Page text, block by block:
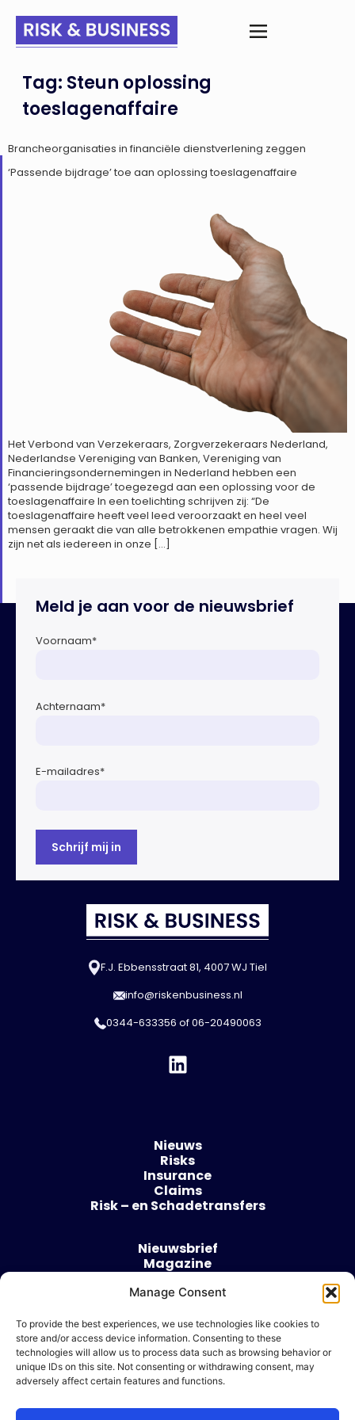
Manage Consent
To provide the best experiences, we use technologies like cookies to
store and/or access device information. Consenting to these
technologies will allow us to process data such as browsing behavior or
unique IDs on this site. Not consenting or withdrawing consent, may
adversely affect certain features and functions.
Tag: Steun oplossing
toeslagenaffaire
Brancheorganisaties in financiële dienstverlening zeggen
‘Passende bijdrage’ toe aan oplossing toeslagenaffaire
Het Verbond van Verzekeraars, Zorgverzekeraars Nederland,
Nederlandse Vereniging van Banken, Vereniging van
Financieringsondernemingen in Nederland hebben een
‘passende bijdrage’ toegezegd aan een oplossing voor de
toeslagenaffaire In een toelichting schrijven zij: “De
toeslagenaffaire heeft veel leed veroorzaakt en heel veel
mensen geraakt die van alle betrokkenen empathie vragen. Wij
zijn net als iedereen in onze […]
Meld je aan voor de nieuwsbrief
Voornaam*
Achternaam*
E-mailadres*
F.J. Ebbensstraat 81, 4007 WJ Tiel
info@riskenbusiness.nl
0344-633356 of06-20490063
Nieuws
Risks
Insurance
Claims
Risk – en Schadetransfers
Nieuwsbrief
Magazine
Over
Algemene voorwaarden
Cookie beleid